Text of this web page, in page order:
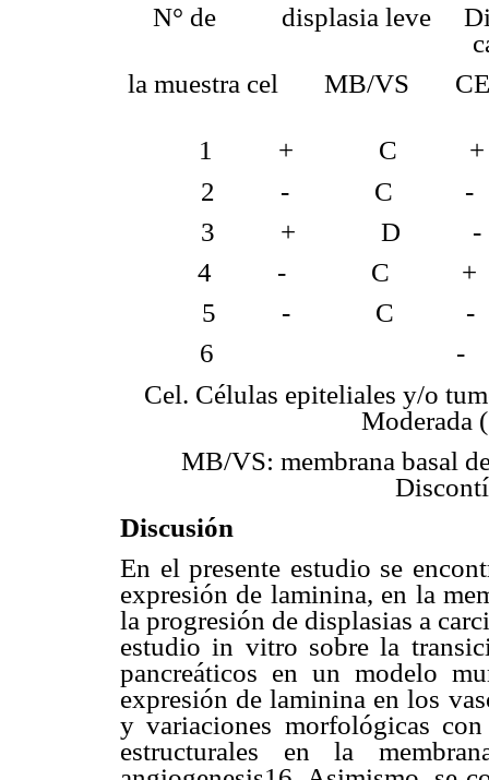
N° de displasia leve
la muestra cel MB/
1 + C +
2 - C -
3 + D -
4 - C +
5 - C -
6 - C
Cel. Células epiteliales y/o
Moderada
MB/VS: membrana basal
Discusión
En el presente estudio se
expresión de laminina, en la
la progresión de displasias a
estudio in vitro sobre la
pancreáticos en un modelo
expresión de laminina en los
y variaciones morfológicas
estructurales en la